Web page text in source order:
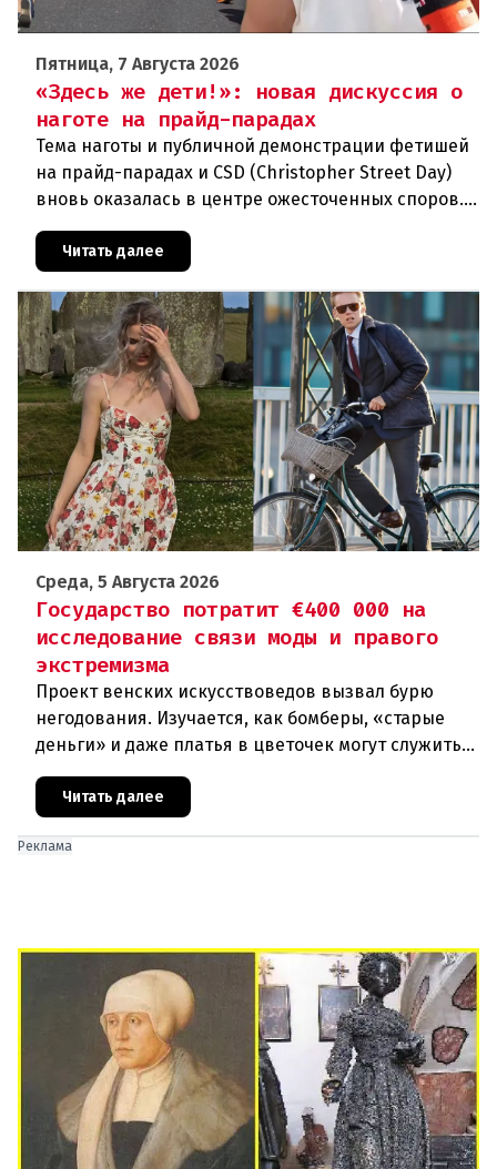
Пятница, 7 Августа 2026
«Здесь же дети!»: новая дискуссия о
наготе на прайд-парадах
Тема наготы и публичной демонстрации фетишей
на прайд-парадах и CSD (Christopher Street Day)
вновь оказалась в центре ожесточенных споров.
То, что для многих представителей ЛГБТК+
является выражением
Читать далее
Среда, 5 Августа 2026
Государство потратит €400 000 на
исследование связи моды и правого
экстремизма
Проект венских искусствоведов вызвал бурю
негодования. Изучается, как бомберы, «старые
деньги» и даже платья в цветочек могут служить
инструментом пропаганды. Оппоненты требуют
ответа от министра наук
Читать далее
Реклама